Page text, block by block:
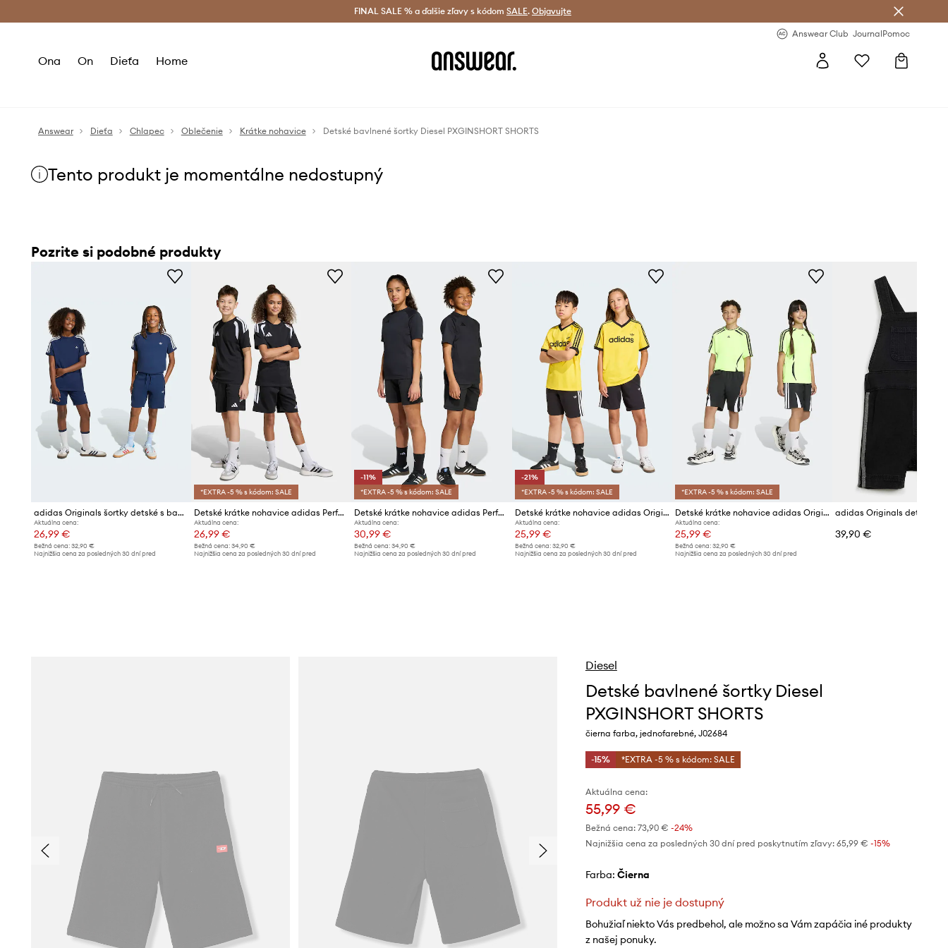
Bezplatná doprava od 60 € > Doručenie aj do 24 h >
FINAL SALE % a ďalšie zľavy s kódom SALE. Objavujte
Answear Club JournalPomoc
Ona On Dieťa Home
Answear Dieťa Chlapec Oblečenie Krátke nohavice Detské bavlnené šortky Diesel PXGINSHORT SHORTS
Tento produkt je momentálne nedostupný
Pozrite si podobné produkty
adidas Originals šortky detské s bavlnou
Aktuálna cena:
26,99 €
Bežná cena: 32,90 €
Najnižšia cena za posledných 30 dní pred
*EXTRA -5 % s kódom: SALE
Detské krátke nohavice adidas Performance
Aktuálna cena:
26,99 €
Bežná cena:34,90 €
Najnižšia cena za posledných 30 dní pred
-11%
*EXTRA -5 % s kódom: SALE
Detské krátke nohavice adidas Performance
Aktuálna cena:
30,99 €
Bežná cena: 34,90 €
Najnižšia cena za posledných 30 dní pred
-21%
*EXTRA -5 % s kódom: SALE
Detské krátke nohavice adidas Originals
Aktuálna cena:
25,99 €
Bežná cena: 32,90 €
Najnižšia cena za posledných 30 dní pred
*EXTRA -5 % s kódom: SALE
Detské krátke nohavice adidas Originals
Aktuálna cena:
25,99 €
Bežná cena:32,90 €
Najnižšia cena za posledných 30 dní pred
adidas Originals detské
39,90 €
Diesel
Detské bavlnené šortky Diesel
PXGINSHORT SHORTS
čierna farba, jednofarebné, J02684
-15% *EXTRA -5 % s kódom: SALE
Aktuálna cena:
55,99 €
Bežná cena: 73,90 € -24%
Najnižšia cena za posledných 30 dní pred poskytnutím zľavy: 65,99 € -15%
Farba: čierna
Produkt už nie je dostupný
Bohužiaľ niekto Vás predbehol, ale možno sa Vám zapáčia iné produkty
z našej ponuky.